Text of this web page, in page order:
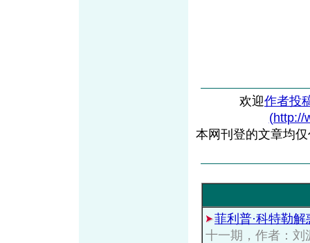
欢迎作者投
(http://
本网刊登的文章均
菲利普·科特勒
十一期，作者：刘